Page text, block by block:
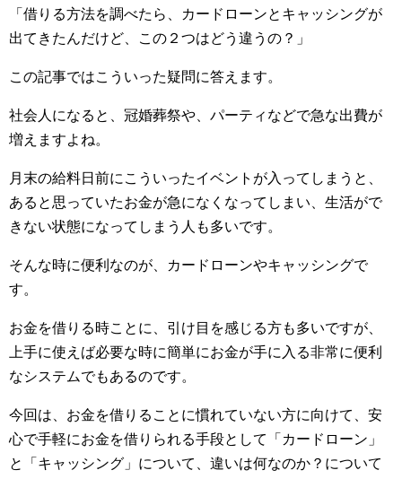
「借りる方法を調べたら、カードローンとキャッシングが
出てきたんだけど、この２つはどう違うの？」
この記事ではこういった疑問に答えます。
社会人になると、冠婚葬祭や、パーティなどで急な出費が
増えますよね。
月末の給料日前にこういったイベントが入ってしまうと、
あると思っていたお金が急になくなってしまい、生活がで
きない状態になってしまう人も多いです。
そんな時に便利なのが、カードローンやキャッシングで
す。
お金を借りる時ことに、引け目を感じる方も多いですが、
上手に使えば必要な時に簡単にお金が手に入る非常に便利
なシステムでもあるのです。
今回は、お金を借りることに慣れていない方に向けて、安
心で手軽にお金を借りられる手段として「カードローン」
と「キャッシング」について、違いは何なのか？について